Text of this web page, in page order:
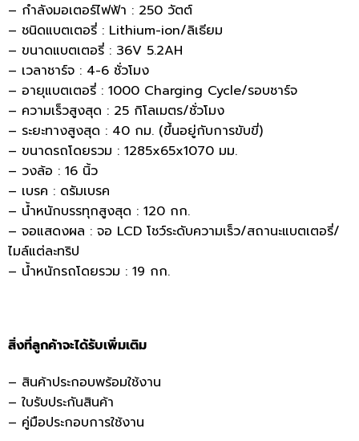
– กำลังมอเตอร์ไฟฟ้า : 250 วัตต์
– ชนิดแบตเตอรี่ : Lithium-ion/ลิเธียม
– ขนาดแบตเตอรี่ : 36V 5.2AH
– เวลาชาร์จ : 4-6 ชั่วโมง
– อายุแบตเตอรี่ : 1000 Charging Cycle/รอบชาร์จ
– ความเร็วสูงสุด : 25 กิโลเมตร/ชั่วโมง
– ระยะทางสูงสุด : 40 กม. (ขึ้นอยู่กับการขับขี่)
– ขนาดรถโดยรวม : 1285x65x1070 มม.
– วงล้อ : 16 นิ้ว
– เบรค : ดรัมเบรค
– น้ำหนักบรรทุกสูงสุด : 120 กก.
– จอแสดงผล : จอ LCD โชว์ระดับความเร็ว/สถานะแบตเตอรี่/
ไมล์แต่ละทริป
– น้ำหนักรถโดยรวม : 19 กก.
สิ่งที่ลูกค้าจะได้รับเพิ่มเติม
– สินค้าประกอบพร้อมใช้งาน
– ใบรับประกันสินค้า
– คู่มือประกอบการใช้งาน